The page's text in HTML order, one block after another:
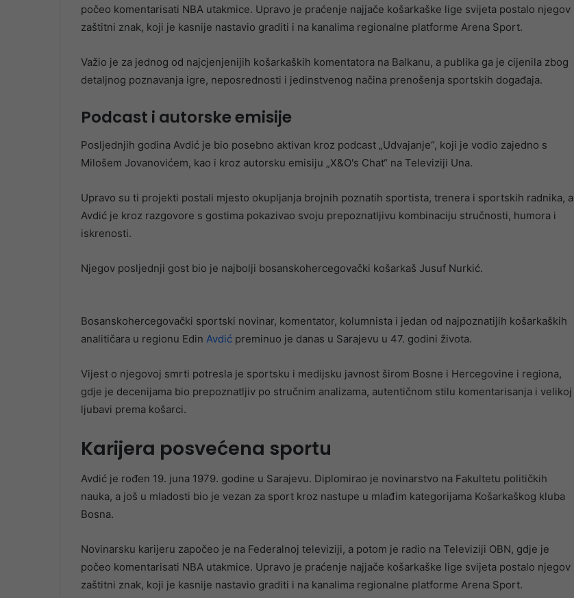
počeo komentarisati NBA utakmice. Upravo je praćenje najjače košarkaške lige svijeta postalo njegov
zaštitni znak, koji je kasnije nastavio graditi i na kanalima regionalne platforme Arena Sport.
Važio je za jednog od najcjenjenijih košarkaških komentatora na Balkanu, a publika ga je cijenila zbog
detaljnog poznavanja igre, neposrednosti i jedinstvenog načina prenošenja sportskih događaja.
Podcast i autorske emisije
Posljednjih godina Avdić je bio posebno aktivan kroz podcast „Udvajanje“, koji je vodio zajedno s
Milošem Jovanovićem, kao i kroz autorsku emisiju „X&O's Chat“ na Televiziji Una.
Upravo su ti projekti postali mjesto okupljanja brojnih poznatih sportista, trenera i sportskih radnika, a
Avdić je kroz razgovore s gostima pokazivao svoju prepoznatljivu kombinaciju stručnosti, humora i
iskrenosti.
Njegov posljednji gost bio je najbolji bosanskohercegovački košarkaš Jusuf Nurkić.
Bosanskohercegovački sportski novinar, komentator, kolumnista i jedan od najpoznatijih košarkaških
analitičara u regionu Edin Avdić preminuo je danas u Sarajevu u 47. godini života.
Vijest o njegovoj smrti potresla je sportsku i medijsku javnost širom Bosne i Hercegovine i regiona,
gdje je decenijama bio prepoznatljiv po stručnim analizama, autentičnom stilu komentarisanja i velikoj
ljubavi prema košarci.
Karijera posvećena sportu
Avdić je rođen 19. juna 1979. godine u Sarajevu. Diplomirao je novinarstvo na Fakultetu političkih
nauka, a još u mladosti bio je vezan za sport kroz nastupe u mlađim kategorijama Košarkaškog kluba
Bosna.
Novinarsku karijeru započeo je na Federalnoj televiziji, a potom je radio na Televiziji OBN, gdje je
počeo komentarisati NBA utakmice. Upravo je praćenje najjače košarkaške lige svijeta postalo njegov
zaštitni znak, koji je kasnije nastavio graditi i na kanalima regionalne platforme Arena Sport.